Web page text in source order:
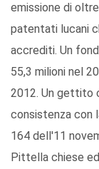
emissione di
patentati lucani
accrediti. Un
55,3 milioni nel
2012. Un gettito
consistenza con
164 dell'11
Pittella chiese